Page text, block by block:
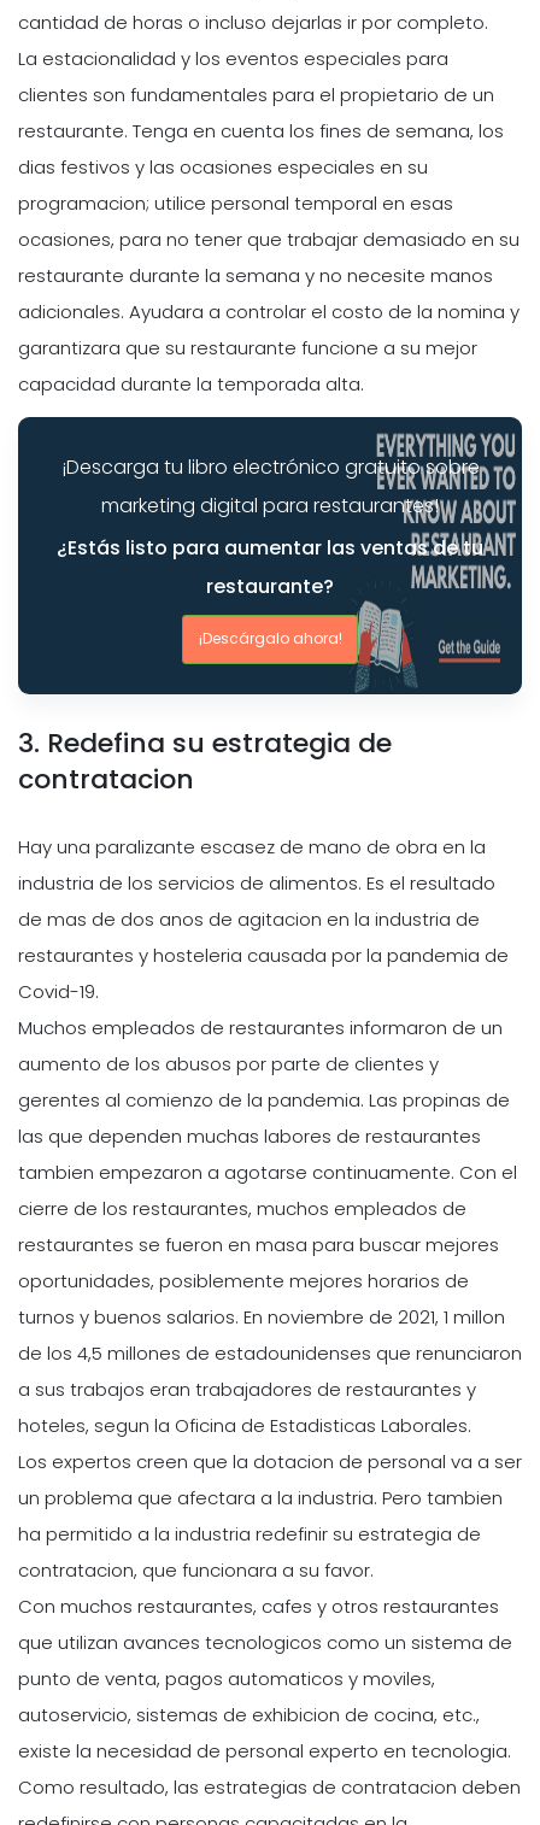
cantidad de horas o incluso dejarlas ir por completo.
La estacionalidad y los eventos especiales para
clientes son fundamentales para el propietario de un
restaurante. Tenga en cuenta los fines de semana, los
dias festivos y las ocasiones especiales en su
programacion; utilice personal temporal en esas
ocasiones, para no tener que trabajar demasiado en su
restaurante durante la semana y no necesite manos
adicionales. Ayudara a controlar el costo de la nomina y
garantizara que su restaurante funcione a su mejor
capacidad durante la temporada alta.
¡Descarga tu libro electrónico gratuito sobre
marketing digital para restaurantes!
¿Estás listo para aumentar las ventas de tu
restaurante?
¡Descárgalo ahora!
3. Redefina su estrategia de
contratacion
Hay una paralizante escasez de mano de obra en la
industria de los servicios de alimentos. Es el resultado
de mas de dos anos de agitacion en la industria de
restaurantes y hosteleria causada por la pandemia de
Covid-19.
Muchos empleados de restaurantes informaron de un
aumento de los abusos por parte de clientes y
gerentes al comienzo de la pandemia. Las propinas de
las que dependen muchas labores de restaurantes
tambien empezaron a agotarse continuamente. Con el
cierre de los restaurantes, muchos empleados de
restaurantes se fueron en masa para buscar mejores
oportunidades, posiblemente mejores horarios de
turnos y buenos salarios. En noviembre de 2021, 1 millon
de los 4,5 millones de estadounidenses que renunciaron
a sus trabajos eran trabajadores de restaurantes y
hoteles, segun la Oficina de Estadisticas Laborales.
Los expertos creen que la dotacion de personal va a ser
un problema que afectara a la industria. Pero tambien
ha permitido a la industria redefinir su estrategia de
contratacion, que funcionara a su favor.
Con muchos restaurantes, cafes y otros restaurantes
que utilizan avances tecnologicos como un sistema de
punto de venta, pagos automaticos y moviles,
autoservicio, sistemas de exhibicion de cocina, etc.,
existe la necesidad de personal experto en tecnologia.
Como resultado, las estrategias de contratacion deben